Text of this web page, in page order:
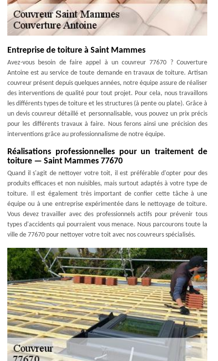
Entreprise de toiture à Saint Mammes
Avez-vous besoin de faire appel à un couvreur 77670 ? Couverture
Antoine est au service de toute demande en travaux de toiture. Artisan
couvreur présent depuis quelques années, notre équipe assure de réaliser
des interventions de qualité pour tout projet. Pour cela, nous travaillons
les différents types de toiture et les structures (à pente ou plate). Grâce à
un devis couvreur détaillé et personnalisable, vous pouvez un prix précis
pour les différents travaux à faire. Nous ferons ainsi une précision des
interventions grâce au professionnalisme de notre équipe.
Réalisations professionnelles pour un traitement de
toiture — Saint Mammes 77670
Quand il s'agit de nettoyer votre toit, il est préférable d'opter pour des
produits efficaces et non nuisibles, mais surtout adaptés à votre type de
toiture. Il est également très important de confier cette tâche à une
équipe ou à une entreprise expérimentée dans le nettoyage de toiture.
Vous devez travailler avec des professionnels actifs pour prévenir tous
types d'accidents qui pourraient vous menace. Nous parcourons toute la
ville de 77670 pour nettoyer votre toit avec nos couvreurs spécialisés.